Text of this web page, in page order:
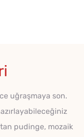
uğraşmaya son.
pudinge, mozaik